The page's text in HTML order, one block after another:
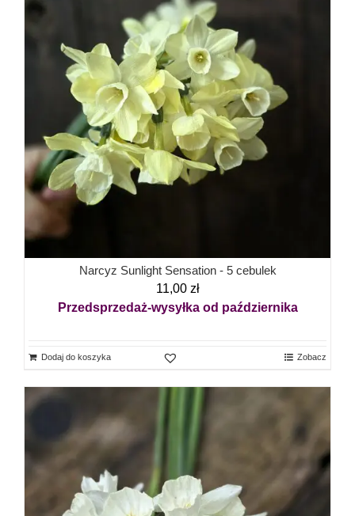
Narcyz Sunlight Sensation - 5 cebulek
11,00 zł
Przedsprzedaż-wysyłka od października
Dodaj do koszyka Zobacz